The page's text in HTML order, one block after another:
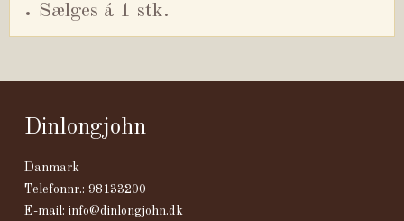
Sælges á 1 stk.
Dinlongjohn
Danmark
Telefonnr.: 98133200
E-mail : info@dinlongjohn.dk